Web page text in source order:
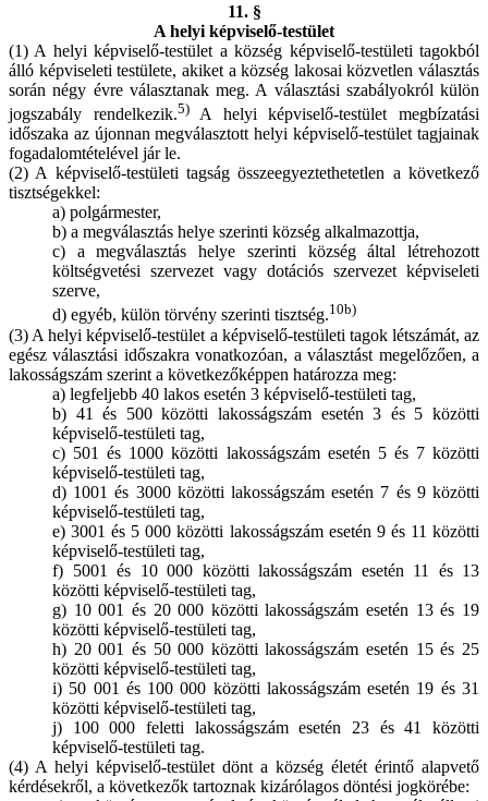
11. §
A helyi képviselő-testület
(1) A helyi képviselő-testület a község képviselő-testületi tagokból
álló képviseleti testülete, akiket a község lakosai közvetlen választás
során négy évre választanak meg. A választási szabályokról külön
jogszabály rendelkezik.5)A helyi képviselő-testület megbízatási
időszaka az újonnan megválasztott helyi képviselő-testület tagjainak
fogadalomtételével jár le.
(2) A képviselő-testületi tagság összeegyeztethetetlen a következő
tisztségekkel:
a) polgármester,
b) a megválasztás helye szerinti község alkalmazottja,
c) a megválasztás helye szerinti község által létrehozott
költségvetési szervezet vagy dotációs szervezet képviseleti
szerve,
d) egyéb, külön törvény szerinti tisztség.10b)
(3) A helyi képviselő-testület a képviselő-testületi tagok létszámát, az
egész választási időszakra vonatkozóan, a választást megelőzően, a
lakosságszám szerint a következőképpen határozza meg:
a) legfeljebb 40 lakos esetén 3 képviselő-testületi tag,
b) 41 és 500 közötti lakosságszám esetén 3 és 5 közötti
képviselő-testületi tag,
c) 501 és 1000 közötti lakosságszám esetén 5 és 7 közötti
képviselő-testületi tag,
d) 1001 és 3000 közötti lakosságszám esetén 7 és 9 közötti
képviselő-testületi tag,
e) 3001 és 5 000 közötti lakosságszám esetén 9 és 11 közötti
képviselő-testületi tag,
f) 5001 és 10 000 közötti lakosságszám esetén 11 és 13
közötti képviselő-testületi tag,
g) 10 001 és 20 000 közötti lakosságszám esetén 13 és 19
közötti képviselő-testületi tag,
h) 20 001 és 50 000 közötti lakosságszám esetén 15 és 25
közötti képviselő-testületi tag,
i) 50 001 és 100 000 közötti lakosságszám esetén 19 és 31
közötti képviselő-testületi tag,
j) 100 000 feletti lakosságszám esetén 23 és 41 közötti
képviselő-testületi tag.
(4) A helyi képviselő-testület dönt a község életét érintő alapvető
kérdésekről, a következők tartoznak kizárólagos döntési jogkörébe: